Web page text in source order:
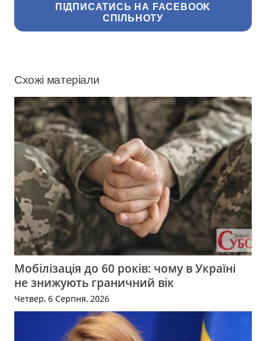
ПІДПИСАТИСЬ НА FACEBOOK
СПІЛЬНОТУ
Схожі матеріали
Мобілізація до 60 років: чому в Україні
не знижують граничний вік
Четвер, 6 Серпня, 2026